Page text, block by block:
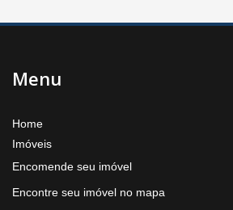
Menu
Home
Imóveis
Encomende seu imóvel
Encontre seu imóvel no mapa